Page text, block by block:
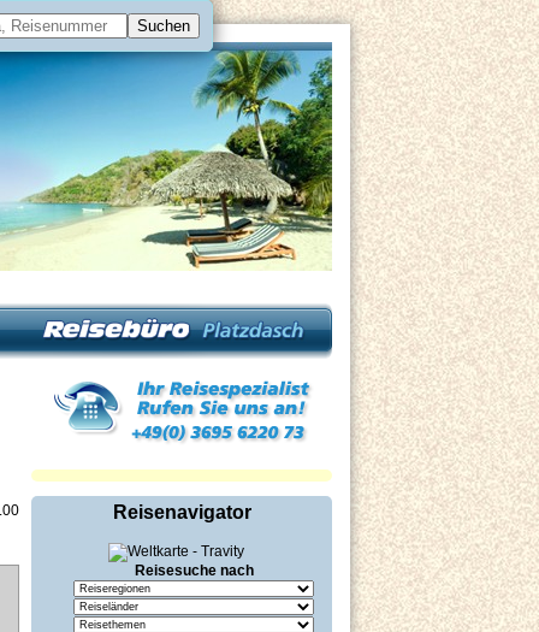
Reisenavigator
Reisesuche nach